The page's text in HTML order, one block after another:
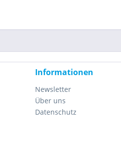
Informationen
Newsletter
Über uns
Datenschutz